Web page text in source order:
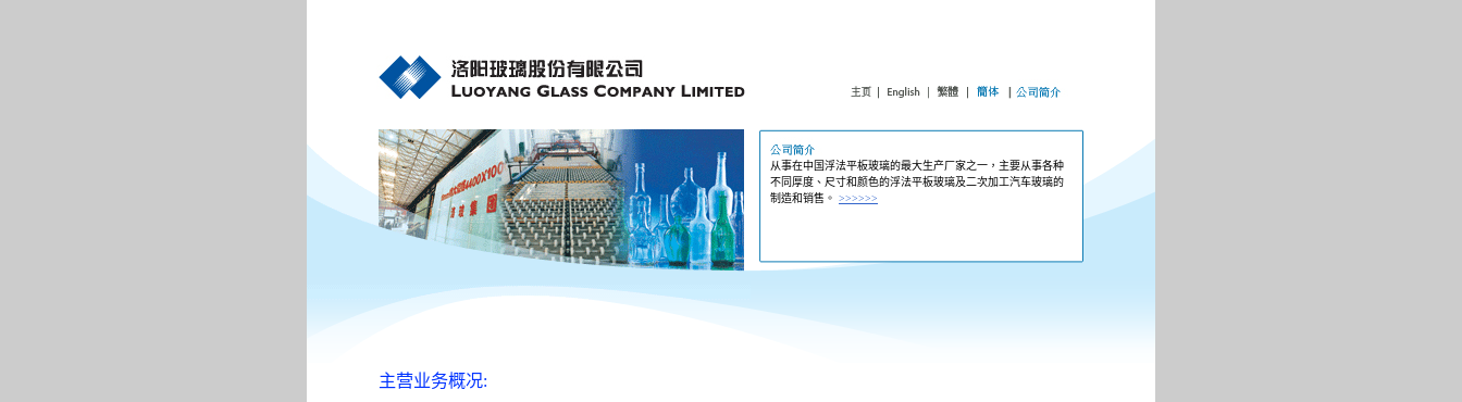
从事在中国浮法平板玻璃的最大生产厂家之一，主要从事各种
不同厚度、尺寸和颜色的浮法平板玻璃及二次加工汽车玻璃的
制造和销售。 >>>>>>
主营业务概况: